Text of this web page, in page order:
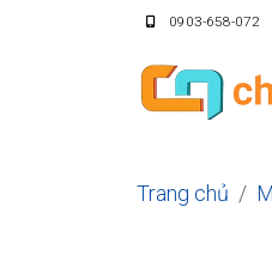
0903-658-072
Trang chủ